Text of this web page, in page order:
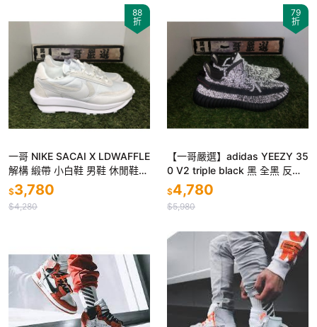
88
折
一哥 ΝΙΚЕ SΑСΑΙ X LDWAFFLE
解構 緞帶 小白鞋 男鞋 休閒鞋
女鞋 全白鞋 BV0073 101
$3,780
$4,280
79
折
【一哥嚴選】adidas YEEZY 35
0 V2 triple black 黑 全黑 反光
滿天星 男女 FU9007
$4,780
$5,980